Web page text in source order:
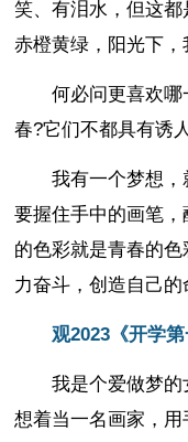
笑、有泪水，但这
赤橙黄绿，阳光下，
何必问更喜欢
春?它们不都具有诱
我有一个梦想
要握住手中的画笔
的色彩就是青春的
力奋斗，创造自己
观2023《开学
我是个爱做梦
想着当一名画家，